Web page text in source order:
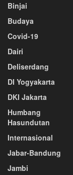
Binjai
Budaya
Covid-19
Dairi
Deliserdang
DI Yogyakarta
DKI Jakarta
Humbang
Hasundutan
Internasional
Jabar-Bandung
Jambi